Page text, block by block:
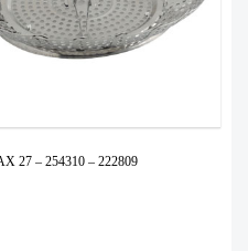
27 – 254310 – 222809